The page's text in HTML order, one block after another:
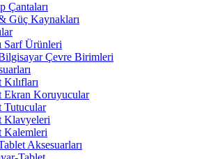
Çantaları
Güç Kaynakları
Sarf Ürünleri
Çevre Birimleri
Ekran Koruyucular
Tutucular
Klavyeleri
Kalemleri
Aksesuarları